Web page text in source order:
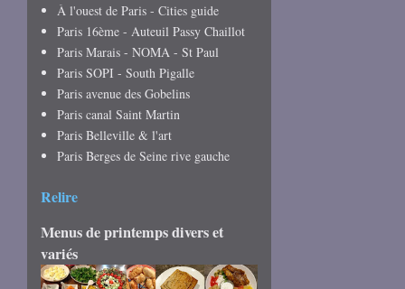
À l'ouest de Paris - Cities guide
Paris 16ème - Auteuil Passy Chaillot
Paris Marais - NOMA - St Paul
Paris SOPI - South Pigalle
Paris avenue des Gobelins
Paris canal Saint Martin
Paris Belleville & l'art
Paris Berges de Seine rive gauche
Relire
Menus de printemps divers et
variés